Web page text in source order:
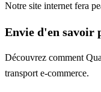
Notre site internet fera
Envie d'en savoir
Découvrez comment
transport e-commerce.